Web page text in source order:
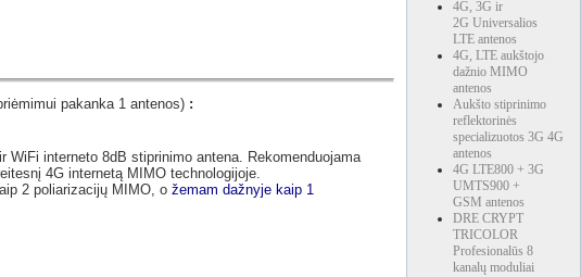
pakanka 1 antenos) :
WiFi interneto 8dB stiprinimo antena. Rekomenduojama
4G internetą MIMO technologijoje.
2 poliarizacijų MIMO, o žemam dažnyje kaip 1
4G, 3G ir
2G Universalios
LTE antenos
4G, LTE aukštojo
dažnio MIMO
antenos
Aukšto stiprinimo
reflektorinės
specializuotos 3G 4G
antenos
4G LTE800 + 3G
UMTS900 +
GSM antenos
DRE CRYPT
TRICOLOR
Profesionalūs 8
kanalų moduliai